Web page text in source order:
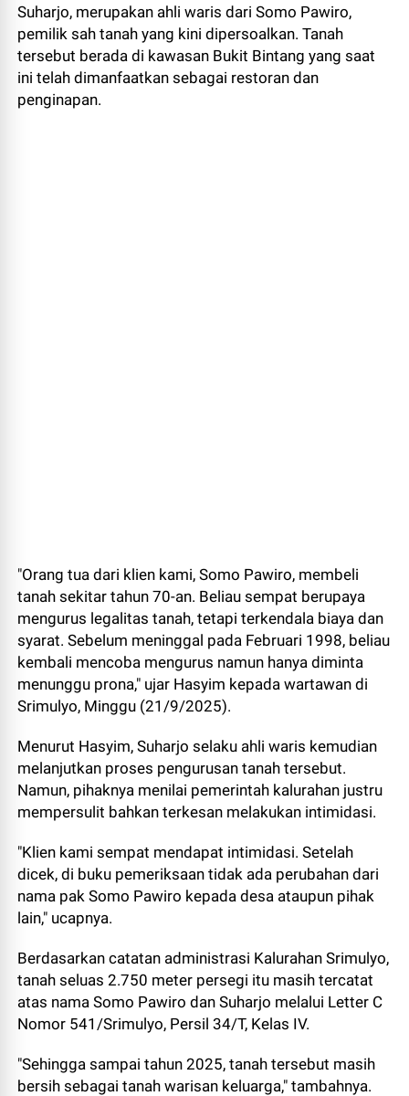
Suharjo, merupakan ahli waris dari Somo Pawiro,
pemilik sah tanah yang kini dipersoalkan. Tanah
tersebut berada di kawasan Bukit Bintang yang saat
ini telah dimanfaatkan sebagai restoran dan
penginapan.
"Orang tua dari klien kami, Somo Pawiro, membeli
tanah sekitar tahun 70-an. Beliau sempat berupaya
mengurus legalitas tanah, tetapi terkendala biaya dan
syarat. Sebelum meninggal pada Februari 1998, beliau
kembali mencoba mengurus namun hanya diminta
menunggu prona," ujar Hasyim kepada wartawan di
Srimulyo, Minggu (21/9/2025).
Menurut Hasyim, Suharjo selaku ahli waris kemudian
melanjutkan proses pengurusan tanah tersebut.
Namun, pihaknya menilai pemerintah kalurahan justru
mempersulit bahkan terkesan melakukan intimidasi.
"Klien kami sempat mendapat intimidasi. Setelah
dicek, di buku pemeriksaan tidak ada perubahan dari
nama pak Somo Pawiro kepada desa ataupun pihak
lain," ucapnya.
Berdasarkan catatan administrasi Kalurahan Srimulyo,
tanah seluas 2.750 meter persegi itu masih tercatat
atas nama Somo Pawiro dan Suharjo melalui Letter C
Nomor 541/Srimulyo, Persil 34/T, Kelas IV.
"Sehingga sampai tahun 2025, tanah tersebut masih
bersih sebagai tanah warisan keluarga," tambahnya.